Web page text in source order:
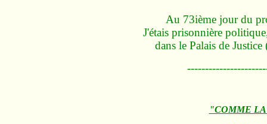
Au 73ième jour du
J'étais prisonnière
dans le Palais de
"COMME